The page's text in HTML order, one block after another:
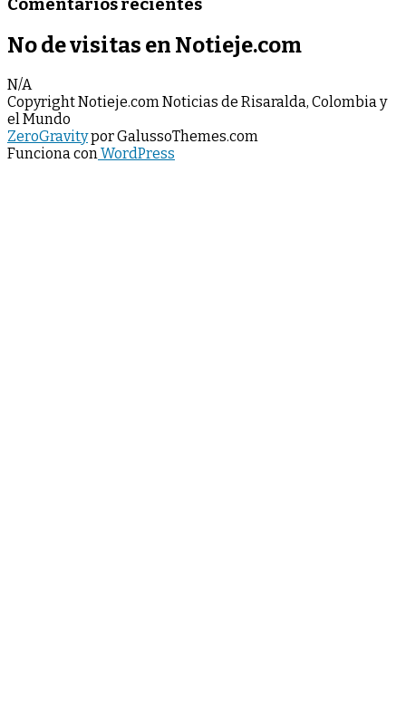
Comentarios recientes
No de visitas en Notieje.com
N/A
Copyright Notieje.com Noticias de Risaralda, Colombia y
el Mundo
ZeroGravitypor GalussoThemes.com
Funciona conWordPress